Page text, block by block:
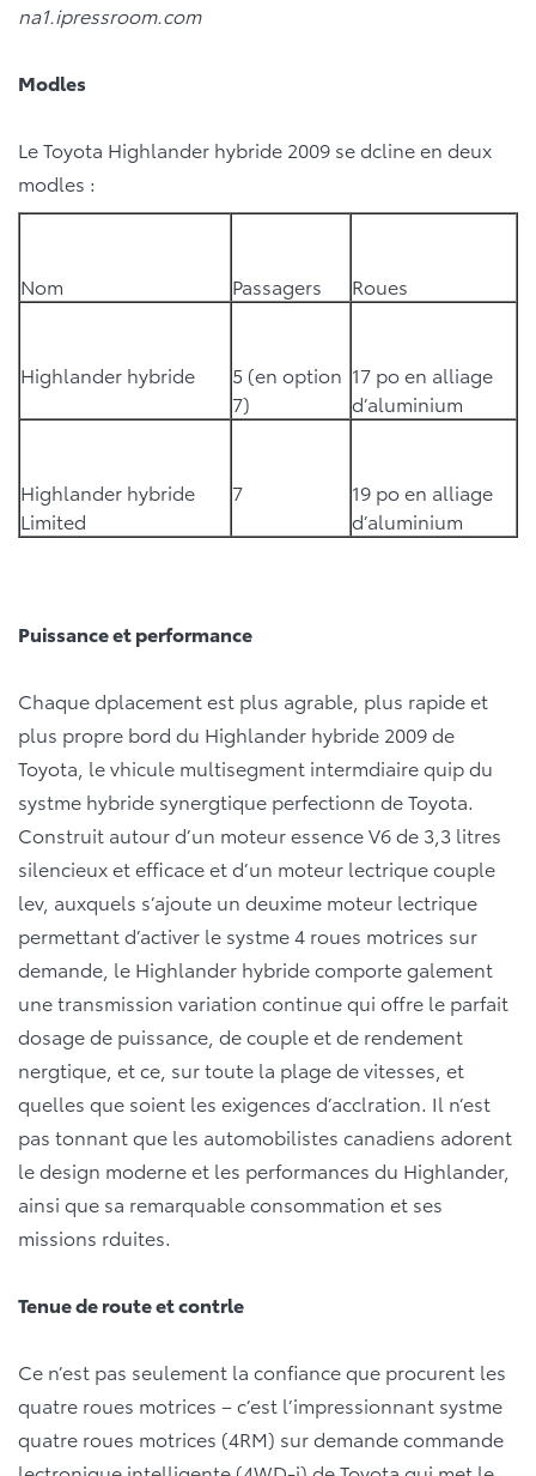
na1.ipressroom.com
Modles
Le Toyota Highlander hybride 2009 se dcline en deux
modles :
Nom Passagers Roues
Highlander hybride
5 (en option
7)
17 po en alliage
d’aluminium
Highlander hybride
Limited
7
19 po en alliage
d’aluminium
Puissance et performance
Chaque dplacement est plus agrable, plus rapide et
plus propre bord du Highlander hybride 2009 de
Toyota, le vhicule multisegment intermdiaire quip du
systme hybride synergtique perfectionn de Toyota.
Construit autour d’un moteur essence V6 de 3,3 litres
silencieux et efficace et d’un moteur lectrique couple
lev, auxquels s’ajoute un deuxime moteur lectrique
permettant d’activer le systme 4 roues motrices sur
demande, le Highlander hybride comporte galement
une transmission variation continue qui offre le parfait
dosage de puissance, de couple et de rendement
nergtique, et ce, sur toute la plage de vitesses, et
quelles que soient les exigences d’acclration. Il n’est
pas tonnant que les automobilistes canadiens adorent
le design moderne et les performances du Highlander,
ainsi que sa remarquable consommation et ses
missions rduites.
Tenue de route et contrle
Ce n’est pas seulement la confiance que procurent les
quatre roues motrices – c’est l’impressionnant systme
quatre roues motrices (4RM) sur demande commande